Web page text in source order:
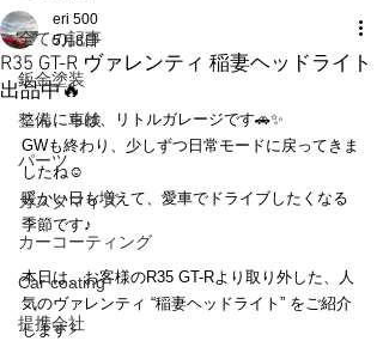
全ての記事
鈑金塗装
整備、車検
パーツ
カスタマイズ
カーコーティング
Car coating
提携会社
R35 GT-R ヴァレンティ 稲妻ヘッドライト
出品中🔥
eri 500
5月8日
こんにちは、リトルガレージです🚗✨
GWも終わり、少しずつ日常モードに戻ってきま
したね☺️
暖かい日も増えて、愛車でドライブしたくなる
季節です♪
本日は、お客様のR35 GT-Rより取り外した、人
気のヴァレンティ “稲妻ヘッドライト” をご紹介
します⚡